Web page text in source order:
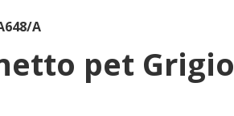
A
pet Grigio